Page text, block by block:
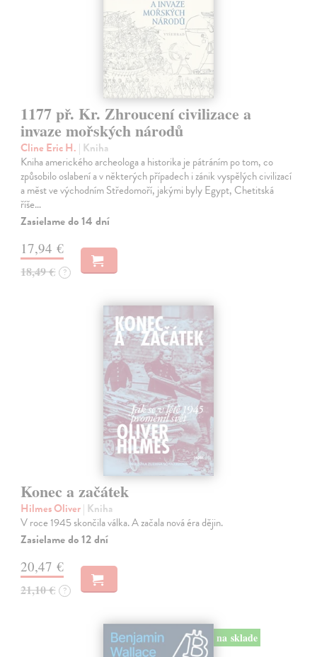
1177 př. Kr. Zhroucení civilizace a
invaze mořských národů
Cline Eric H. | Kniha
Kniha amerického archeologa a historika je pátráním po tom, co
způsobilo oslabení a v některých případech i zánik vyspělých civilizací
a měst ve východním Středomoří, jakými byly Egypt, Chetitská
říše…
Zasielame do 14 dní
17,94 €
18,49 € ?
Konec a začátek
Hilmes Oliver| Kniha
V roce 1945 skončila válka. A začala nová éra dějin.
Zasielame do 12 dní
20,47 €
21,10 € ?
na sklade